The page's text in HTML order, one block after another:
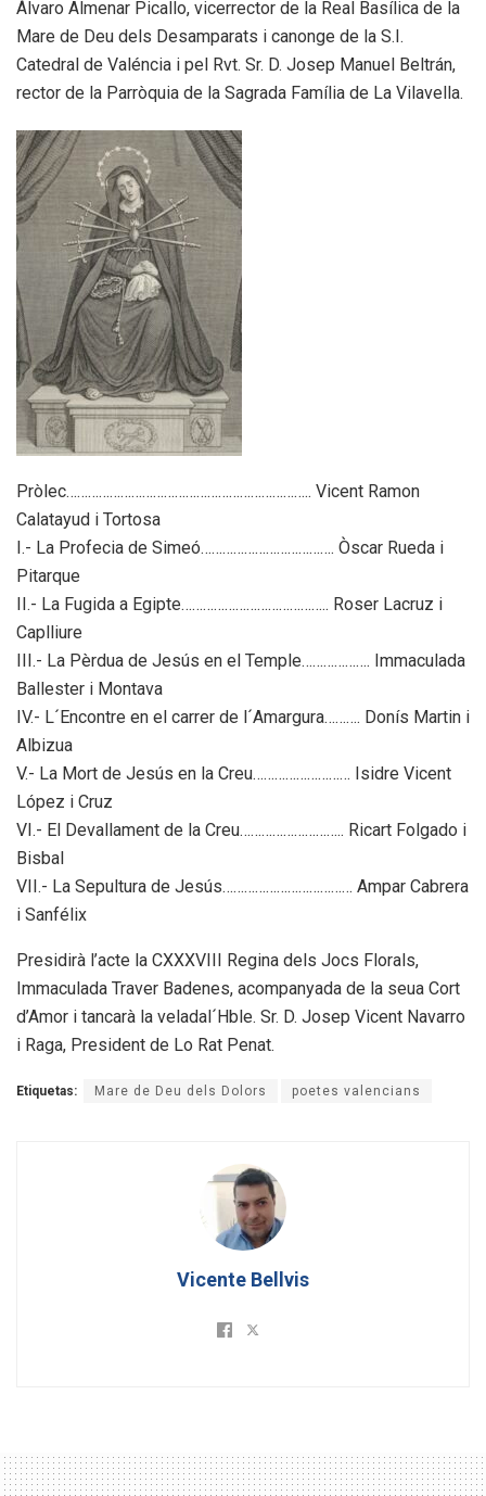
Álvaro Almenar Picallo, vicerrector de la Real Basílica de la
Mare de Deu dels Desamparats i canonge de la S.I.
Catedral de Valéncia i pel Rvt. Sr. D. Josep Manuel Beltrán,
rector de la Parròquia de la Sagrada Família de La Vilavella.
Pròlec………………………………………………………….. Vicent Ramon
Calatayud i Tortosa
I.- La Profecia de Simeó………………………………. Òscar Rueda i
Pitarque
II.- La Fugida a Egipte………………………………….. Roser Lacruz i
Caplliure
III.- La Pèrdua de Jesús en el Temple………………. Immaculada
Ballester i Montava
IV.- L´Encontre en el carrer de l´Amargura………. Donís Martin i
Albizua
V.- La Mort de Jesús en la Creu……………………… Isidre Vicent
López i Cruz
VI.- El Devallament de la Creu……………………….. Ricart Folgado i
Bisbal
VII.- La Sepultura de Jesús……………………………… Ampar Cabrera
i Sanfélix
Presidirà l’acte la CXXXVIII Regina dels Jocs Florals,
Immaculada Traver Badenes, acompanyada de la seua Cort
d’Amor i tancarà la veladal´Hble. Sr. D. Josep Vicent Navarro
i Raga, President de Lo Rat Penat.
Etiquetas: Mare de Deu dels Dolors poetes valencians
Vicente Bellvis